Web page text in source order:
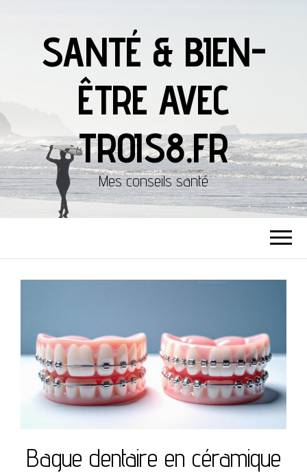
SANTÉ & BIEN-
ÊTRE AVEC
TROIS8.FR
Mes conseils santé
Bague dentaire en céramique